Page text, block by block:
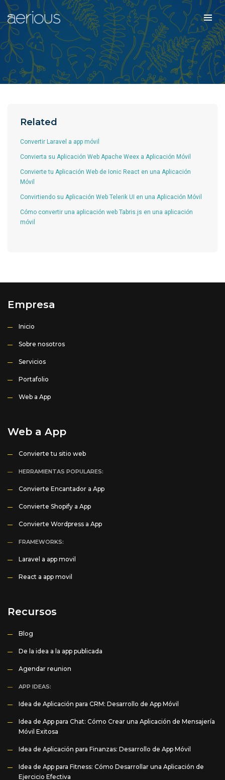
Related
Convertir Laravel a app móvil
Convierta su Aplicación Web Apache Weex a Aplicación Móvil
Convierte tu Aplicación Web de Ionic React en una Aplicación
Móvil
Convirtiendo su Aplicación Web Telerik UI en una Aplicación Móvil
Cómo convertir una aplicación web Tabris.js en una aplicación
móvil
Empresa
Inicio
Sobre nosotros
Servicios
Portafolio
Web a App
Web a App
Convierte tu sitio web
HERRAMIENTAS POPULARES:
Convierte Encantador a App
Convierte Shopify a App
Convierte Wordpress a App
FRAMEWORKS:
Laravel a app movil
React a app movil
Recursos
Blog
De la idea a la app publicada
Agendar reunion
APP IDEAS:
Idea de Aplicación para CRM: Desarrollo de App Móvil
Idea de App para Chat: Cómo Crear una Aplicación de Mensajería
Móvil Exitosa
Idea de Aplicación para Finanzas: Desarrollo de App Móvil
Idea de App para Fitness: Cómo Desarrollar una Aplicación de
Ejercicio Efectiva